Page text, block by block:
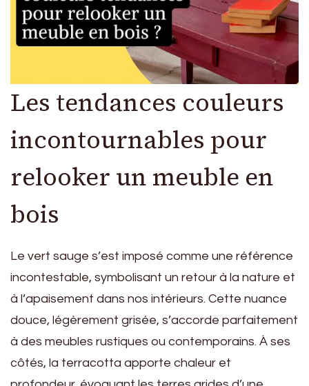
Les tendances couleurs
incontournables pour
relooker un meuble en
bois
Le vert sauge s’est imposé comme une référence
incontestable, symbolisant un retour à la nature et
à l’apaisement dans nos intérieurs. Cette nuance
douce, légèrement grisée, s’accorde parfaitement
à des meubles rustiques ou contemporains. À ses
côtés, la terracotta apporte chaleur et